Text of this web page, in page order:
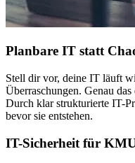
Planbare IT statt
Stell dir vor, deine IT läuft
Überraschungen. Genau
Durch klar strukturierte IT-
bevor sie entstehen.
IT-Sicherheit für